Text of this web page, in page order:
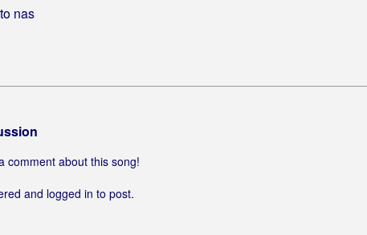
nas
comment about this song!
and logged in to post.